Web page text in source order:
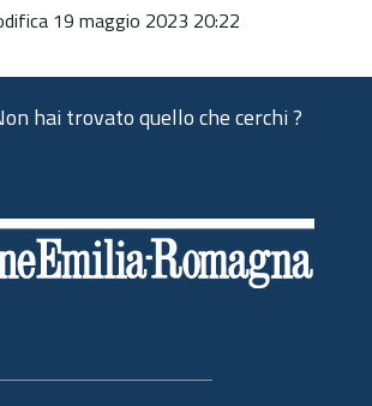
19 maggio 2023 20:22
hai trovato quello che cerchi ?